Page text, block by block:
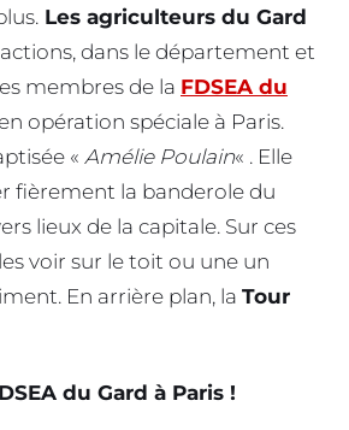
Les agriculteurs du Gard
dans le département et
membres de la FDSEA du
opération spéciale à Paris.
« Amélie Poulain« . Elle
fièrement la banderole du
lieux de la capitale. Sur ces
voir sur le toit ou une un
En arrière plan, la Tour
du Gard à Paris !